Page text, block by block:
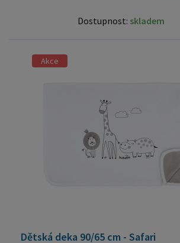
Dostupnost: skladem
Akce
Dětská deka 90/65 cm - Safari